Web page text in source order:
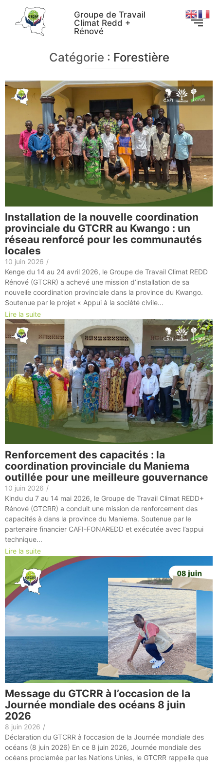
Groupe de Travail
Climat Redd +
Rénové
Catégorie : Forestière
Installation de la nouvelle coordination
provinciale du GTCRR au Kwango : un
réseau renforcé pour les communautés
locales
10 juin 2026 /
Kenge du 14 au 24 avril 2026, le Groupe de Travail Climat REDD
Rénové (GTCRR) a achevé une mission d’installation de sa
nouvelle coordination provinciale dans la province du Kwango.
Soutenue par le projet « Appui à la société civile...
Lire la suite
Renforcement des capacités : la
coordination provinciale du Maniema
outillée pour une meilleure gouvernance
10 juin 2026 /
Kindu du 7 au 14 mai 2026, le Groupe de Travail Climat REDD+
Rénové (GTCRR) a conduit une mission de renforcement des
capacités à dans la province du Maniema. Soutenue par le
partenaire financier CAFI-FONAREDD et exécutée avec l’appui
technique...
Lire la suite
Message du GTCRR à l’occasion de la
Journée mondiale des océans 8 juin
2026
8 juin 2026 /
Déclaration du GTCRR à l’occasion de la Journée mondiale des
océans (8 juin 2026) En ce 8 juin 2026, Journée mondiale des
océans proclamée par les Nations Unies, le GTCRR rappelle que